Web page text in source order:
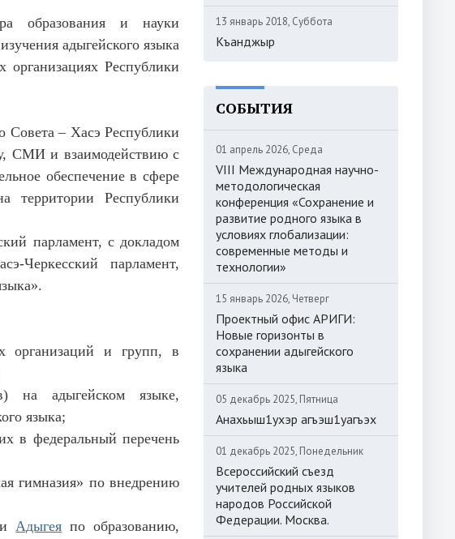
образования и науки
адыгейского языка
организациях Республики
Совета – Хасэ Республики
СМИ и взаимодействию с
обеспечение в сфере
территории Республики
парламент, с докладом
Черкесский парламент,
организаций и групп, в
на адыгейском языке,
языка;
в федеральный перечень
гимназия» по внедрению
Адыгея по образованию,
13 январь 2018, Суббота
Къанджыр
СОБЫТИЯ
01 апрель 2026, Среда
VIII Международная научно-
методологическая
конференция «Сохранение и
развитие родного языка в
условиях глобализации:
современные методы и
технологии»
15 январь 2026, Четверг
Проектный офис АРИГИ:
Новые горизонты в
сохранении адыгейского
языка
05 декабрь 2025, Пятница
Анахьыш1ухэр агъэш1уагъэх
01 декабрь 2025, Понедельник
Всероссийский съезд
учителей родных языков
народов Российской
Федерации. Москва.